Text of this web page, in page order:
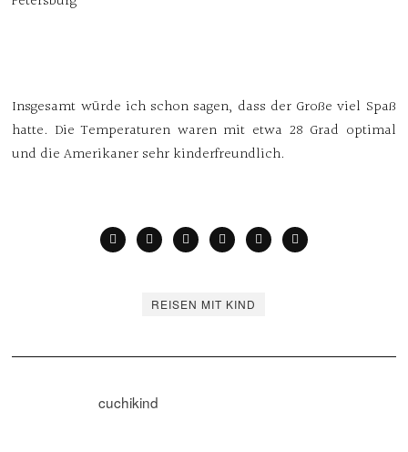
Insgesamt würde ich schon sagen, dass der Große viel Spaß
hatte. Die Temperaturen waren mit etwa 28 Grad optimal
und die Amerikaner sehr kinderfreundlich.
REISEN MIT KIND
cuchikind